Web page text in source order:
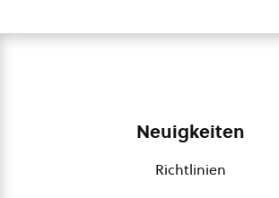
Neuigkeiten
Richtlinien